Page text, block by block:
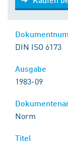
DIN ISO 6173
1983-09
Norm